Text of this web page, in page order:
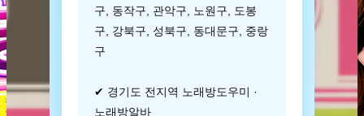
구, 동작구, 관악구, 노원구, 도봉
구, 강북구, 성북구, 동대문구, 중랑
구
✔ 경기도 전지역 노래방도우미 ·
노래방알바